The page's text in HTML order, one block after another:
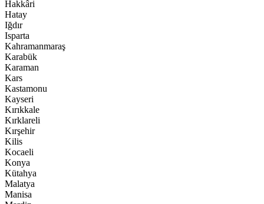
Hakkâri
Hatay
Iğdır
Isparta
Kahramanmaraş
Karabük
Karaman
Kars
Kastamonu
Kayseri
Kırıkkale
Kırklareli
Kırşehir
Kilis
Kocaeli
Konya
Kütahya
Malatya
Manisa